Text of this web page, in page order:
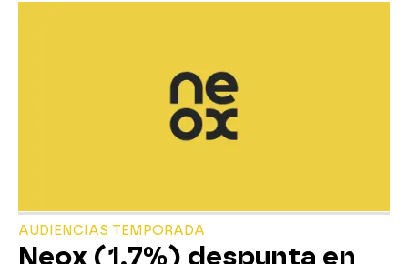
AUDIENCIAS TEMPORADA
Neox (1,7%) despunta en